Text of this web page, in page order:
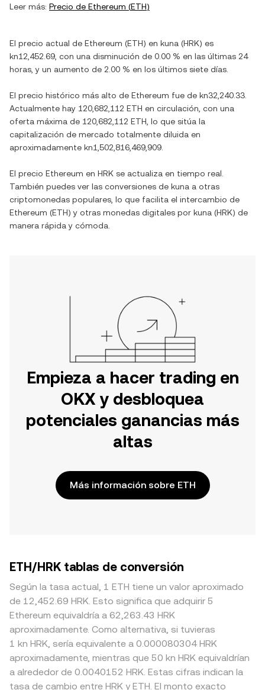
Leer más: Precio de Ethereum (ETH)
El precio actual de Ethereum (ETH) en kuna (HRK) es
kn12,452.69 , con una disminución de 0.00 % en las últimas 24
horas, y un aumento de 2.00 % en los últimos siete días.
El precio histórico más alto de Ethereum fue de kn32,240.33
Actualmente hay 120,682,112 ETH en circulación, con una
oferta máxima de 120,682,112 ETH , lo que sitúa la
capitalización de mercado totalmente diluida en
aproximadamente kn1,502,816,469,909
El precio Ethereum en HRK se actualiza en tiempo real.
También puedes ver las conversiones de kuna a otras
criptomonedas populares, lo que facilita el intercambio de
Ethereum (ETH) y otras monedas digitales por kuna (HRK) de
manera rápida y cómoda.
Empieza a hacer trading en
OKX y desbloquea
potenciales ganancias más
altas
Más información sobre ETH
ETH/HRK tablas de conversión
Según la tasa actual, 1 ETH tiene un valor aproximado
de 12,452.69 HRK. Esto significa que adquirir 5
Ethereum equivaldría a 62,263.43 HRK
aproximadamente. Como alternativa, si tuvieras
1 kn HRK, sería equivalente a 0.000080304 HRK
aproximadamente, mientras que 50 kn HRK equivaldrían
a alrededor de 0.0040152 HRK. Estas cifras indican la
tasa de cambio entre HRK y ETH. El monto exacto